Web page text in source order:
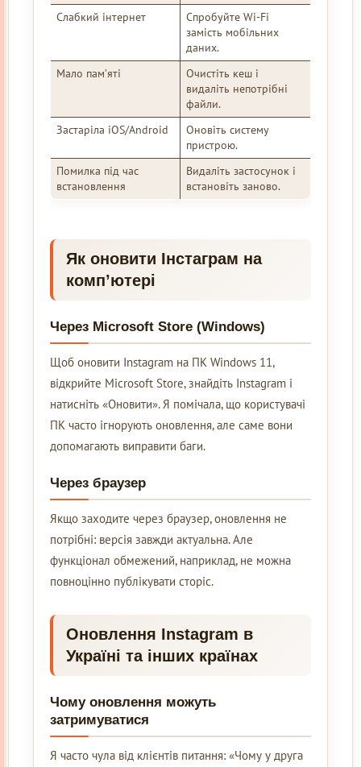
Слабкий інтернет
Спробуйте Wi-Fi
замість мобільних
даних.
Мало пам’яті
Очистіть кеш і
видаліть непотрібні
файли.
Застаріла iOS/Android
Оновіть систему
пристрою.
Помилка під час
встановлення
Видаліть застосунок і
встановіть заново.
Як оновити Інстаграм на
комп’ютері
Через Microsoft Store (Windows)
Щоб оновити Instagram на ПК Windows 11,
відкрийте Microsoft Store, знайдіть Instagram і
натисніть «Оновити». Я помічала, що користувачі
ПК часто ігнорують оновлення, але саме вони
допомагають виправити баги.
Через браузер
Якщо заходите через браузер, оновлення не
потрібні: версія завжди актуальна. Але
функціонал обмежений, наприклад, не можна
повноцінно публікувати сторіс.
Оновлення Instagram в
Україні та інших країнах
Чому оновлення можуть
затримуватися
Я часто чула від клієнтів питання: «Чому у друга